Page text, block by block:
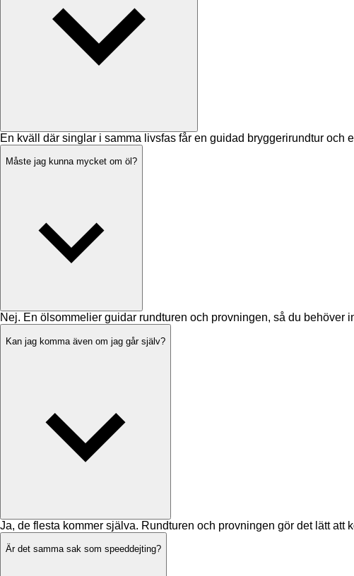
En kväll där singlar i samma livsfas får en guidad bryggerirundtur och
Måste jag kunna mycket om öl?
Nej. En ölsommelier guidar rundturen och provningen, så du behöver
Kan jag komma även om jag går själv?
Ja, de flesta kommer själva. Rundturen och provningen gör det lätt att
Är det samma sak som speeddejting?